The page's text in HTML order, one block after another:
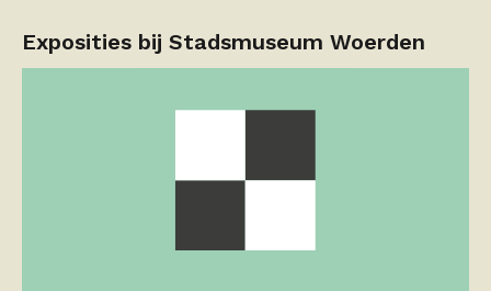
Exposities bij Stadsmuseum Woerden